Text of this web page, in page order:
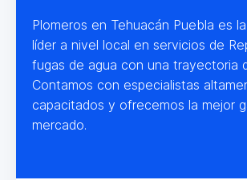
Plomeros en Tehuacán Puebla es
líder a nivel local en servicios de
fugas de agua con una trayectoria
Contamos con especialistas
capacitados y ofrecemos la mejor
mercado.